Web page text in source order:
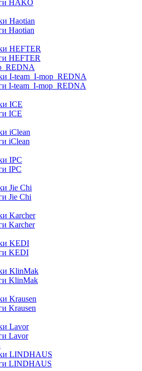
HAKO
Haotian
Haotian
HEFTER
HEFTER
I-team_I-mop_REDNA
I-team_I-mop_REDNA
ICE
ICE
iClean
iClean
IPC
IPC
Jie Chi
Jie Chi
Karcher
Karcher
KEDI
KEDI
KlinMak
KlinMak
Krausen
Krausen
Lavor
Lavor
LINDHAUS
LINDHAUS